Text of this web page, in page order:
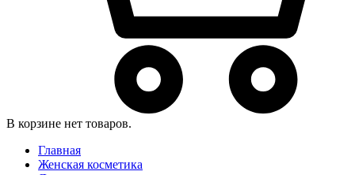
В корзине нет товаров.
Главная
Женская косметика